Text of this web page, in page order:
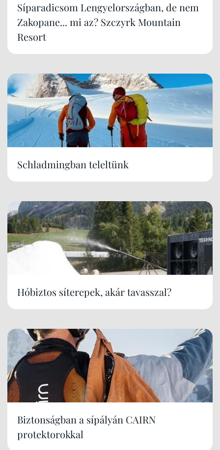
Síparadicsom Lengyelországban, de nem
Zakopane... mi az? Szczyrk Mountain
Resort
Schladmingban teleltünk
Hóbiztos síterepek, akár tavasszal?
Biztonságban a sípályán CAIRN
protektorokkal